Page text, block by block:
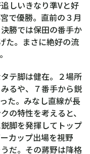
しいきなり準Vと好
で優勝。直前の３月
勝では保田の番手か
た。まさに絶好の流
テ脚は健在。２場所
るや、７番手から鋭
た。みなし直線が長
の特性を考えると、
脚を発揮してトップ
カップ出場を視野
だ。その蔣野は降格